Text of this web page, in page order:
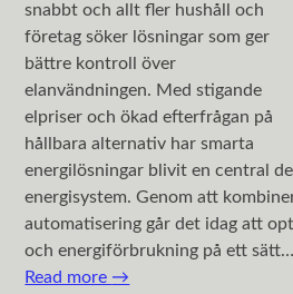
snabbt och allt fler hushåll och
företag söker lösningar som ger
bättre kontroll över
elanvändningen. Med stigande
elpriser och ökad efterfrågan på
hållbara alternativ har smarta
energilösningar blivit en central
energisystem. Genom att
automatisering går det idag att
och energiförbrukning på ett sätt…
Read more →